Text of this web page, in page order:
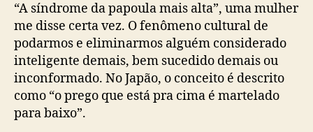
“A síndrome da papoula mais alta”, uma mulher
me disse certa vez. O fenômeno cultural de
podarmos e eliminarmos alguém considerado
inteligente demais, bem sucedido demais ou
inconformado. No Japão, o conceito é descrito
como “o prego que está pra cima é martelado
para baixo”.